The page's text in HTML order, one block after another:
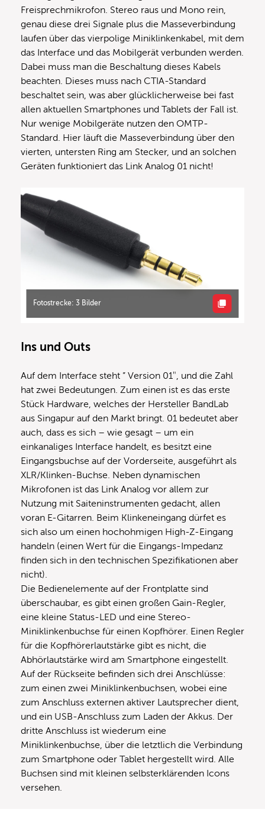
Freisprechmikrofon. Stereo raus und Mono rein,
genau diese drei Signale plus die Masseverbindung
laufen über das vierpolige Miniklinkenkabel, mit dem
das Interface und das Mobilgerät verbunden werden.
Dabei muss man die Beschaltung dieses Kabels
beachten. Dieses muss nach CTIA-Standard
beschaltet sein, was aber glücklicherweise bei fast
allen aktuellen Smartphones und Tablets der Fall ist.
Nur wenige Mobilgeräte nutzen den OMTP-
Standard. Hier läuft die Masseverbindung über den
vierten, untersten Ring am Stecker, und an solchen
Geräten funktioniert das Link Analog 01 nicht!
Fotostrecke: 3 Bilder
Ins und Outs
Auf dem Interface steht ” Version 01″, und die Zahl
hat zwei Bedeutungen. Zum einen ist es das erste
Stück Hardware, welches der Hersteller BandLab
aus Singapur auf den Markt bringt. 01 bedeutet aber
auch, dass es sich – wie gesagt – um ein
einkanaliges Interface handelt, es besitzt eine
Eingangsbuchse auf der Vorderseite, ausgeführt als
XLR/Klinken-Buchse. Neben dynamischen
Mikrofonen ist das Link Analog vor allem zur
Nutzung mit Saiteninstrumenten gedacht, allen
voran E-Gitarren. Beim Klinkeneingang dürfet es
sich also um einen hochohmigen High-Z-Eingang
handeln (einen Wert für die Eingangs-Impedanz
finden sich in den technischen Spezifikationen aber
nicht).
Die Bedienelemente auf der Frontplatte sind
überschaubar, es gibt einen großen Gain-Regler,
eine kleine Status-LED und eine Stereo-
Miniklinkenbuchse für einen Kopfhörer. Einen Regler
für die Kopfhörerlautstärke gibt es nicht, die
Abhörlautstärke wird am Smartphone eingestellt.
Auf der Rückseite befinden sich drei Anschlüsse:
zum einen zwei Miniklinkenbuchsen, wobei eine
zum Anschluss externen aktiver Lautsprecher dient,
und ein USB-Anschluss zum Laden der Akkus. Der
dritte Anschluss ist wiederum eine
Miniklinkenbuchse, über die letztlich die Verbindung
zum Smartphone oder Tablet hergestellt wird. Alle
Buchsen sind mit kleinen selbsterklärenden Icons
versehen.